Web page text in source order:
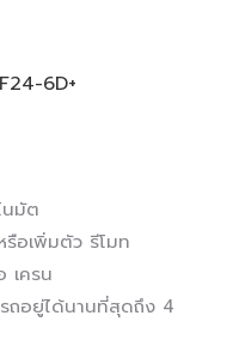
6D+
มัต
อเพิ่มตัว รีโมท
เครน
ถอยู่ได้นานที่สุดถึง 4